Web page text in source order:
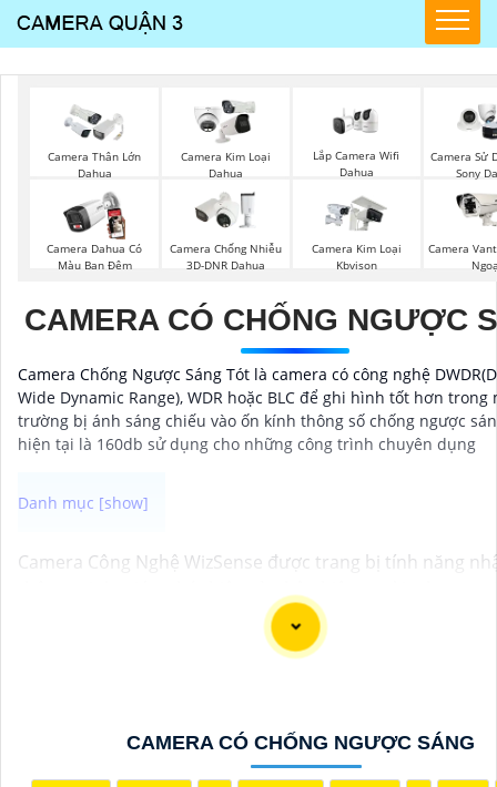
Camera Thân Lớn
Dahua
Camera Kim Loại
Dahua
Lắp Camera Wifi
Dahua
Camera Sử
Sony
Camera Dahua Có
Màu Ban Đêm
Camera Chống Nhiễu
3D-DNR Dahua
Camera Kim Loại
Kbvison
Camera
CAMERA CÓ CHỐNG NGƯỢC
Camera Chống Ngược Sáng Tót là camera có công nghệ
Wide Dynamic Range), WDR hoặc BLC để ghi hình tốt hơn trong
trường bị ánh sáng chiếu vào ốn kính thông số chống ngược
hiện tại là 160db sử dụng cho những công trình chuyên dụng
Camera Công Nghệ WizSense được trang bị tính năng
độ chính xác cao. Hệ thống có khả năng tự động phân
ảnh, giảm thiểu cảnh báo giả mạo. Ngoài ra, camera
CAMERA CÓ CHỐNG NGƯỢC SÁNG